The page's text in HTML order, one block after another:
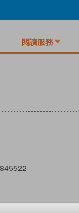
閱讀服務